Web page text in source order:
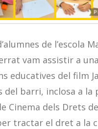
de l’escola
vam assistir a
educatives del film
del barri, inclosa a la
Cinema dels Drets
tractar el dret a la